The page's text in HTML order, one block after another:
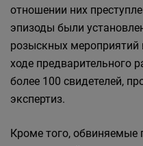
отношении них
эпизоды были
розыскных мероприятий
ходе предварительного
более 100 свидетелей,
экспертиз.
Кроме того, обвиняемые